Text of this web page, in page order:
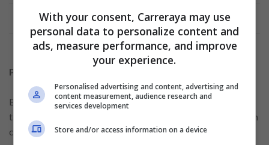
Plazo de aprobación
Es importante recordar que los préstamos rápidos suelen
tener comisiones y tasas de interés más altas en comparación
con otros tipos de préstamos más convencionales. Por esta
With your consent, Carreraya may use
personal data to personalize content and
ads, measure performance, and improve
your experience.
Personalised advertising and content, advertising and
content measurement, audience research and
services development
Store and/or access information on a device